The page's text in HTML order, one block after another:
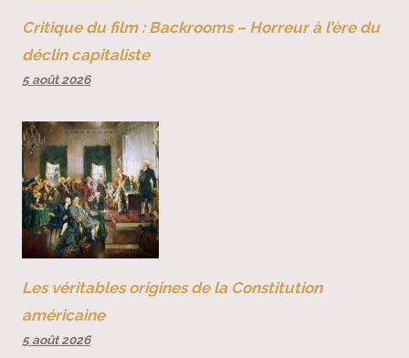
Critique du film : Backrooms – Horreur à l’ère du
déclin capitaliste
5 août 2026
Les véritables origines de la Constitution
américaine
5 août 2026